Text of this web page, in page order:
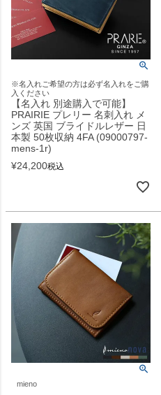
※名入れご希望の方は必ず名入れをご購
入ください
【名入れ 別途購入で可能】
PRAIRIE プレリー 名刺入れ メ
ンズ 英国 ブライドルレザー 日
本製 50枚収納 4FA (09000797-
mens-1r)
¥24,200税込
mieno